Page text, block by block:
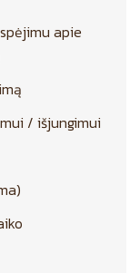
apie
/ išjungimui